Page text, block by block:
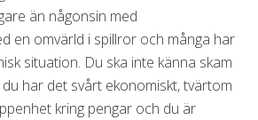
än någonsin med
en omvärld i spillror och många har
situation. Du ska inte känna skam
har det svårt ekonomiskt, tvärtom
kring pengar och du är